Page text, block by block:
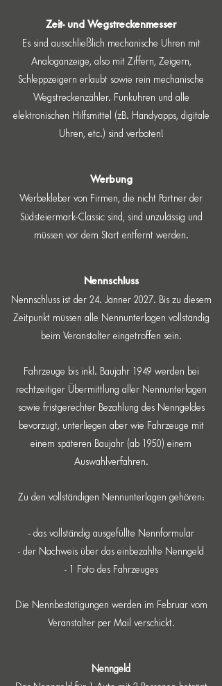
Zeit- und Wegstreckenmesser
​Es sind ausschließlich mechanische Uhren mit
Analoganzeige, also mit Ziffern, Zeigern,
Schleppzeigern erlaubt sowie rein mechanische
Wegstreckenzähler. Funkuhren und alle
elektronischen Hilfsmittel (zB. Handyapps, digitale
Uhren, etc.) sind verboten!
Werbung
Werbekleber von Firmen, die nicht Partner der
Südsteiermark-Classic sind, sind unzulässig und
müssen vor dem Start entfernt werden.
Nennschluss
Nennschluss ist der 24. Jänner 2027. Bis zu diesem
Zeitpunkt müssen alle Nennunterlagen vollständig
beim Veranstalter eingetroffen sein.
Fahrzeuge bis inkl. Baujahr 1949 werden bei
rechtzeitiger Übermittlung aller Nennunterlagen
sowie fristgerechter Bezahlung des Nenngeldes
bevorzugt, unterliegen aber wie Fahrzeuge mit
einem späteren Baujahr (ab 1950) einem
Auswahlverfahren.
Zu den vollständigen Nennunterlagen gehören:
- das vollständig ausgefüllte Nennformular
- der Nachweis über das einbezahlte Nenngeld
- 1 Foto des Fahrzeuges
Die Nennbestätigungen werden im Februar vom
Veranstalter per Mail verschickt.
Nenngeld